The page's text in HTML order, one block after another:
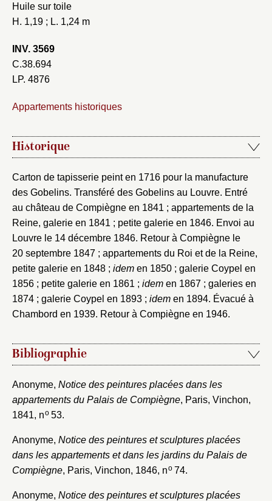
Huile sur toile
H. 1,19 ; L. 1,24 m
INV. 3569
C.38.694
LP. 4876
Appartements historiques
Historique
Carton de tapisserie peint en 1716 pour la manufacture
des Gobelins. Transféré des Gobelins au Louvre. Entré
au château de Compiègne en 1841 ; appartements de la
Reine, galerie en 1841 ; petite galerie en 1846. Envoi au
Louvre le 14 décembre 1846. Retour à Compiègne le
20 septembre 1847 ; appartements du Roi et de la Reine,
petite galerie en 1848 ; idem en 1850 ; galerie Coypel en
1856 ; petite galerie en 1861 ; idem en 1867 ; galeries en
1874 ; galerie Coypel en 1893 ; idem en 1894. Évacué à
Chambord en 1939. Retour à Compiègne en 1946.
Bibliographie
Anonyme, Notice des peintures placées dans les
appartements du Palais de Compiègne, Paris, Vinchon,
1841, no53.
Anonyme, Notice des peintures et sculptures placées
dans les appartements et dans les jardins du Palais de
Compiègne, Paris, Vinchon, 1846, no74.
Anonyme, Notice des peintures et sculptures placées
Fermer
Choix du dossier où ajouter la
notice